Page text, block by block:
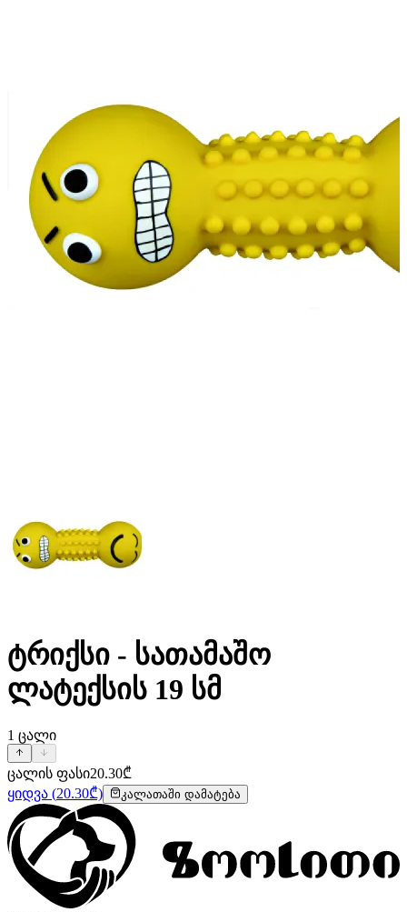
ტრიქსი - სათამაშო
ლატექსის 19 სმ
1 ცალი
ცალის ფასი20.30₾
ყიდვა (20.30₾) კალათაში დამატება